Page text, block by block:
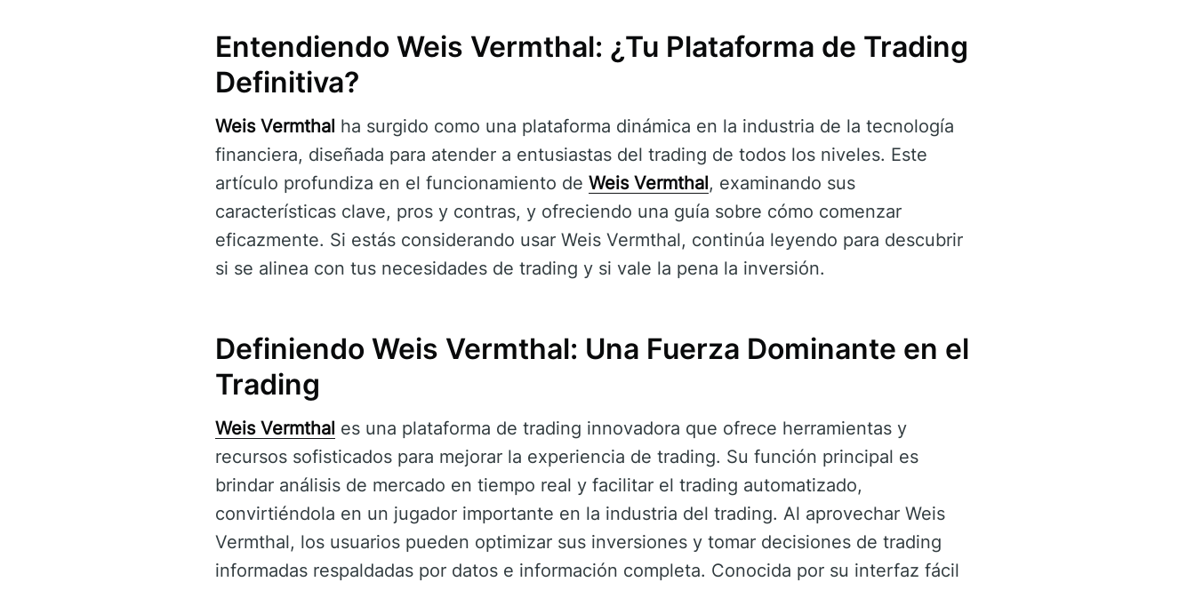
Entendiendo Weis Vermthal: ¿Tu Plataforma de Trading
Definitiva?
Weis Vermthal ha surgido como una plataforma dinámica en la industria de la tecnología
financiera, diseñada para atender a entusiastas del trading de todos los niveles. Este
artículo profundiza en el funcionamiento de Weis Vermthal, examinando sus
características clave, pros y contras, y ofreciendo una guía sobre cómo comenzar
eficazmente. Si estás considerando usar Weis Vermthal, continúa leyendo para descubrir
si se alinea con tus necesidades de trading y si vale la pena la inversión.
Definiendo Weis Vermthal: Una Fuerza Dominante en el
Trading
Weis Vermthal es una plataforma de trading innovadora que ofrece herramientas y
recursos sofisticados para mejorar la experiencia de trading. Su función principal es
brindar análisis de mercado en tiempo real y facilitar el trading automatizado,
convirtiéndola en un jugador importante en la industria del trading. Al aprovechar Weis
Vermthal, los usuarios pueden optimizar sus inversiones y tomar decisiones de trading
informadas respaldadas por datos e información completa. Conocida por su interfaz fácil